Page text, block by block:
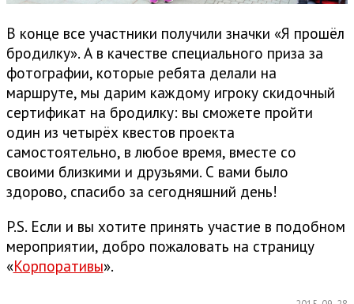
В конце все участники получили значки «Я прошёл
бродилку». А в качестве специального приза за
фотографии, которые ребята делали на
маршруте, мы дарим каждому игроку скидочный
сертификат на бродилку: вы сможете пройти
один из четырёх квестов проекта
самостоятельно, в любое время, вместе со
своими близкими и друзьями. С вами было
здорово, спасибо за сегодняшний день!
P.S. Если и вы хотите принять участие в подобном
мероприятии, добро пожаловать на страницу
«Корпоративы».